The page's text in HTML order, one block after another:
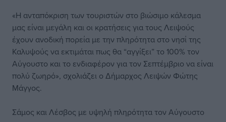
«Η ανταπόκριση των τουριστών στο βιώσιμο κάλεσμα
μας είναι μεγάλη και οι κρατήσεις για τους Λειψούς
έχουν ανοδική πορεία με την πληρότητα στο νησί της
Καλυψούς να εκτιμάται πως θα “αγγίξει” το 100% τον
Αύγουστο και το ενδιαφέρον για τον Σεπτέμβριο να είναι
πολύ ζωηρό», σχολιάζει ο Δήμαρχος Λειψών Φώτης
Μάγγος.
Σάμος και Λέσβος με υψηλή πληρότητα τον Αύγουστο